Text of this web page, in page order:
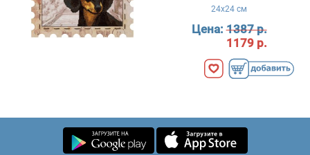
24x24 см
Цена:1387 р.
1179 р.